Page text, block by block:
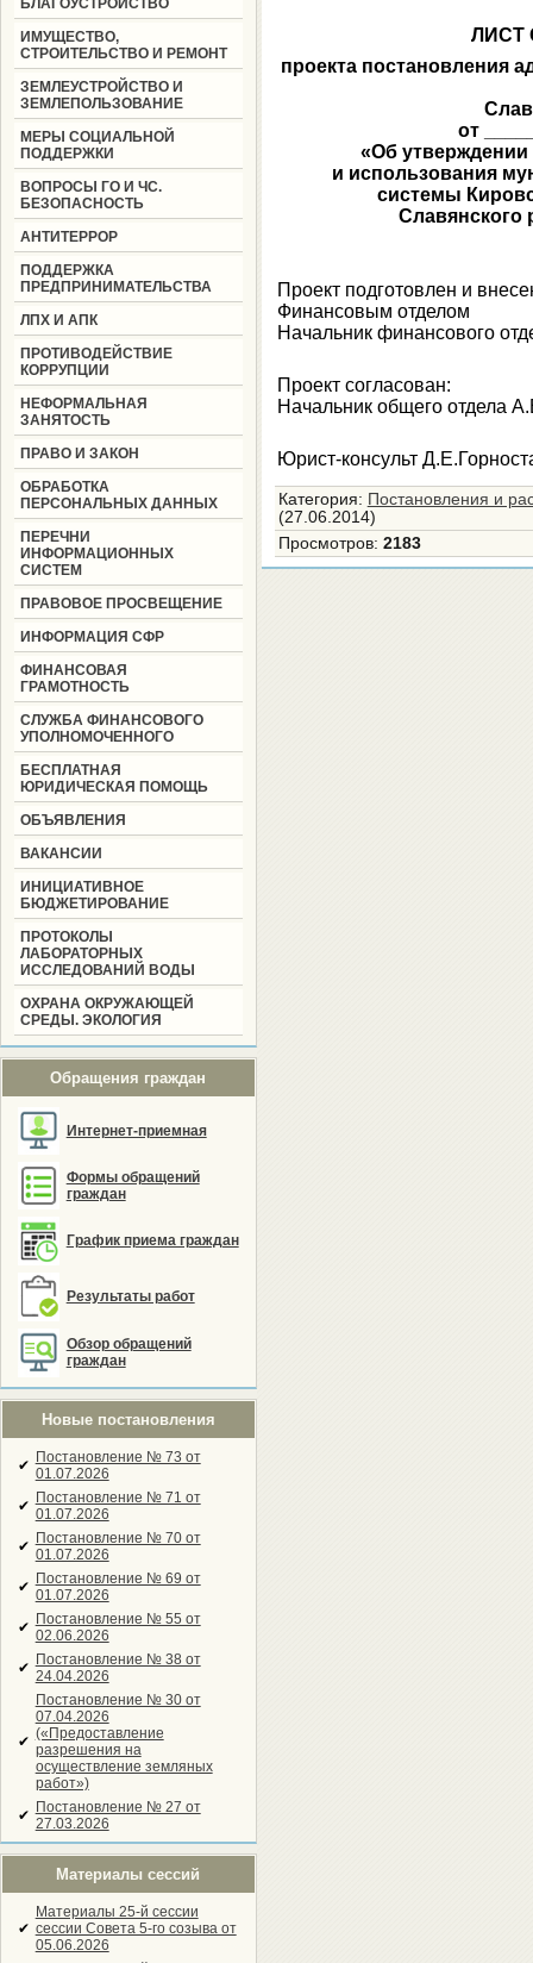
БЛАГОУСТРОЙСТВО
ИМУЩЕСТВО,
СТРОИТЕЛЬСТВО И РЕМОНТ
ЗЕМЛЕУСТРОЙСТВО И
ЗЕМЛЕПОЛЬЗОВАНИЕ
МЕРЫ СОЦИАЛЬНОЙ
ПОДДЕРЖКИ
ВОПРОСЫ ГО И ЧС.
БЕЗОПАСНОСТЬ
АНТИТЕРРОР
ПОДДЕРЖКА
ПРЕДПРИНИМАТЕЛЬСТВА
ЛПХ И АПК
ПРОТИВОДЕЙСТВИЕ
КОРРУПЦИИ
НЕФОРМАЛЬНАЯ
ЗАНЯТОСТЬ
ПРАВО И ЗАКОН
ОБРАБОТКА
ПЕРСОНАЛЬНЫХ ДАННЫХ
ПЕРЕЧНИ
ИНФОРМАЦИОННЫХ
СИСТЕМ
ПРАВОВОЕ ПРОСВЕЩЕНИЕ
ИНФОРМАЦИЯ СФР
ФИНАНСОВАЯ
ГРАМОТНОСТЬ
СЛУЖБА ФИНАНСОВОГО
УПОЛНОМОЧЕННОГО
БЕСПЛАТНАЯ
ЮРИДИЧЕСКАЯ ПОМОЩЬ
ОБЪЯВЛЕНИЯ
ВАКАНСИИ
ИНИЦИАТИВНОЕ
БЮДЖЕТИРОВАНИЕ
ПРОТОКОЛЫ
ЛАБОРАТОРНЫХ
ИССЛЕДОВАНИЙ ВОДЫ
ОХРАНА ОКРУЖАЮЩЕЙ
СРЕДЫ. ЭКОЛОГИЯ
Обращения граждан
Интернет-приемная
Формы обращений
граждан
График приема граждан
Результаты работ
Обзор обращений
граждан
Новые постановления
✔ Постановление № 73 от
01.07.2026
✔ Постановление № 71 от
01.07.2026
✔ Постановление № 70 от
01.07.2026
✔ Постановление № 69 от
01.07.2026
✔ Постановление № 55 от
02.06.2026
✔ Постановление № 38 от
24.04.2026
✔
Постановление № 30 от
07.04.2026
(«Предоставление
разрешения на
осуществление земляных
работ»)
✔ Постановление № 27 от
27.03.2026
Материалы сессий
✔
Материалы 25-й сессии
сессии Совета 5-го созыва от
05.06.2026
ЛИСТ
проекта постановления
от
«Об
и использования
системы
Славянского
Проект подготовлен и
Финансовым отделом
Начальник финансового
Проект согласован:
Начальник общего отдела
Юрист-консульт
Категория: Постановления и
(27.06.2014)
Просмотров: 2183